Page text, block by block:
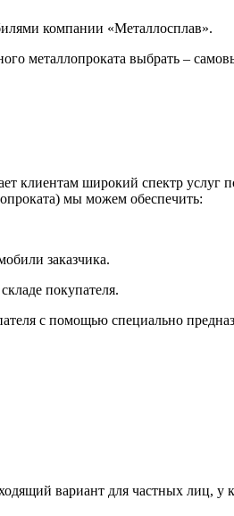
компании «Металлосплав».
металлопроката выбрать –
клиентам широкий спектр услуг
мы можем обеспечить:
заказчика.
покупателя.
с помощью специально
вариант для частных лиц, у